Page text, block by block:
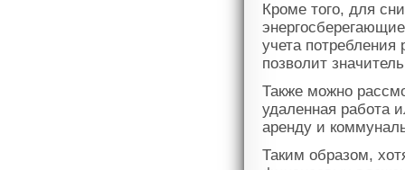
Кроме того, для
учета потребления
позволит
Также можно
удаленная работа
аренду и
Таким образом,